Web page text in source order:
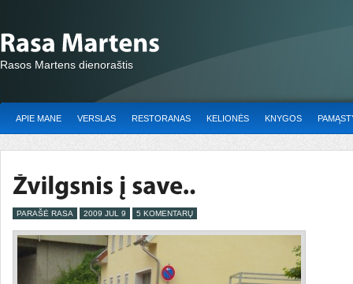
Rasos Martens dienoraštis
APIE MANE VERSLAS RESTORANAS KELIONĖS KNYGOS
PARAŠĖ RASA 2009 JUL 9 5 KOMENTARŲ